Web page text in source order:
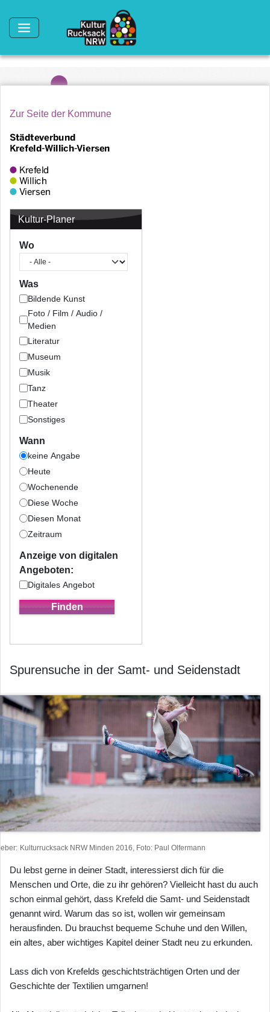
Zur Seite der Kommune
Kultur-Planer
Wo
Was
Bildende Kunst
Foto / Film / Audio /
Medien
Literatur
Museum
Musik
Tanz
Theater
Sonstiges
Wann
keine Angabe
Heute
Wochenende
Diese Woche
Diesen Monat
Zeitraum
Anzeige von digitalen
Angeboten:
Digitales Angebot
Spurensuche in der Samt- und Seidenstadt
Kulturrucksack NRW Minden 2016, Foto: Paul Olfermann
Du lebst gerne in deiner Stadt, interessierst dich für die
Menschen und Orte, die zu ihr gehören? Vielleicht hast du auch
schon einmal gehört, dass Krefeld die Samt- und Seidenstadt
genannt wird. Warum das so ist, wollen wir gemeinsam
herausfinden. Du brauchst bequeme Schuhe und den Willen,
ein altes, aber wichtiges Kapitel deiner Stadt neu zu erkunden.
Lass dich von Krefelds geschichtsträchtigen Orten und der
Geschichte der Textilien umgarnen!